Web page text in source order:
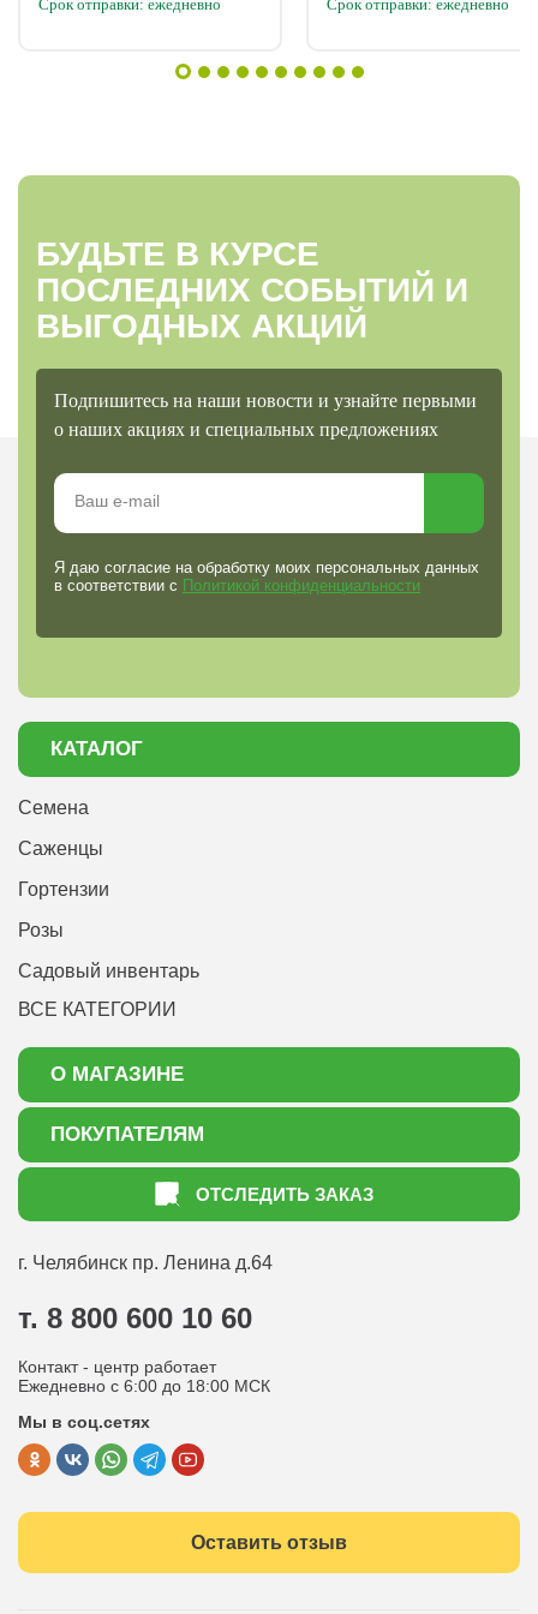
Срок отправки: ежедневно Срок отправки: ежедневно
БУДЬТЕ В КУРСЕ
ПОСЛЕДНИХ СОБЫТИЙ И
ВЫГОДНЫХ АКЦИЙ
Подпишитесь на наши новости и узнайте первыми
о наших акциях и специальных предложениях
Я даю согласие на обработку моих персональных данных
в соответствии с Политикой конфиденциальности
КАТАЛОГ
Семена
Саженцы
Гортензии
Розы
Садовый инвентарь
ВСЕ КАТЕГОРИИ
О МАГАЗИНЕ
О нас
Акции
ПОКУПАТЕЛЯМ
Как оформить заказ
Статьи садоводу
Оптовым покупателям
Политика конфиденциальности
Публичная оферта
ОТСЛЕДИТЬ ЗАКАЗ
г. Челябинск пр. Ленина д.64
т. 8 800 600 10 60
Контакт - центр работает
Ежедневно с 6:00 до 18:00 МСК
Мы в соц.сетях
Оставить отзыв